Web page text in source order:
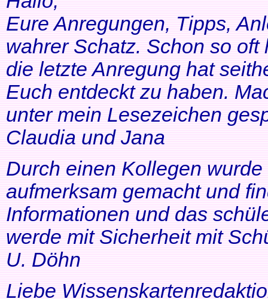
Eure Anregungen, Tipps,
wahrer Schatz. Schon so
die letzte Anregung hat
Euch entdeckt zu haben.
unter mein Lesezeichen
Claudia und Jana
Durch einen Kollegen
aufmerksam gemacht und
Informationen und das
werde mit Sicherheit mit
U. Döhn
Liebe